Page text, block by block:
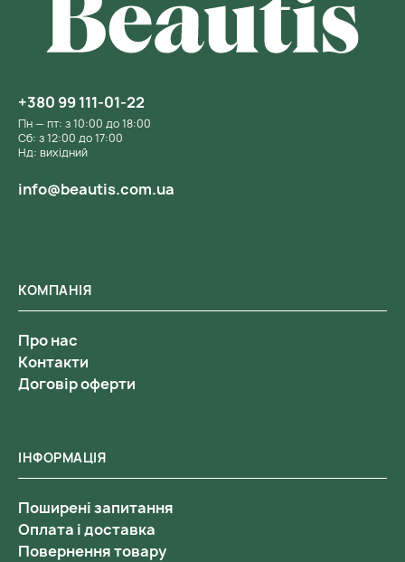
ІНФОРМАЦІЯ
Поширені запитання
Оплата і доставка
Повернення товару
КОМПАНІЯ
Про нас
Контакти
Договір оферти
+380 99 111-01-22
Пн — пт: з 10:00 до 18:00
Сб: з 12:00 до 17:00
Нд: вихідний
info@beautis.com.ua